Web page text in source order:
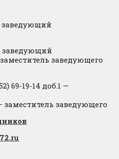
заведующий
заместитель заведующего
69-19-14 доб.1 —
заместитель заведующего